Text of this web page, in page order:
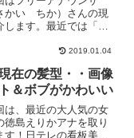
かい ちか）さんの現
します。最近では「結
りましたね。熱愛の彼
また気になるアトピー
速みてい...
2019.01.04
在の髪型・・画像
＆ボブがかわいい
は、最近の大人気の女
徳島えりかアナを取り
す！日テレの看板美人